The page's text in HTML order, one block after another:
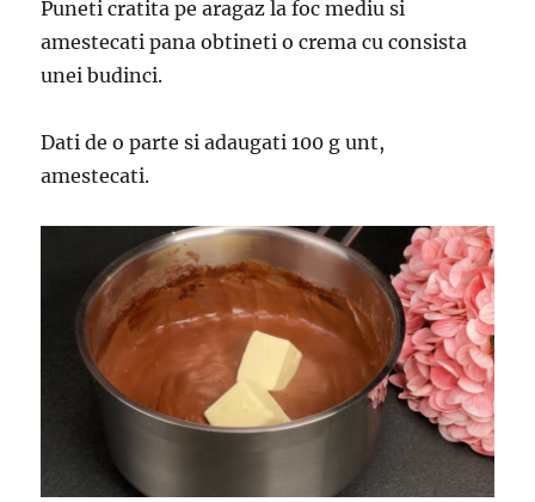
Puneti cratita pe aragaz la foc mediu si
amestecati pana obtineti o crema cu consista
unei budinci.
Dati de o parte si adaugati 100 g unt,
amestecati.